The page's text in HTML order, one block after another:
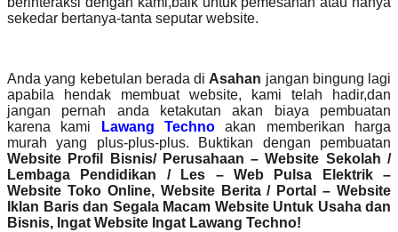
sekedar bertanya-tanta seputar website.
Anda yang kebetulan berada di Asahan jangan bingung lagi
apabila hendak membuat website, kami telah hadir,dan
jangan pernah anda ketakutan akan biaya pembuatan
karena kami
Lawang Techno akan memberikan harga
murah yang plus-plus-plus. Buktikan dengan pembuatan
Website Profil Bisnis/ Perusahaan – Website Sekolah /
Lembaga Pendidikan / Les – Web Pulsa Elektrik –
Website Toko Online, Website Berita / Portal – Website
Iklan Baris dan Segala Macam Website Untuk Usaha dan
Bisnis, Ingat Website Ingat Lawang Techno!